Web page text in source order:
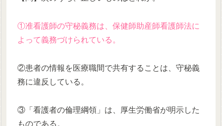
①准看護師の守秘義務は、保健師助産師看護師法に
よって義務づけられている。
②患者の情報を医療職間で共有することは、守秘義
務に違反している。
③「看護者の倫理綱領」は、厚生労働省が明示した
ものである。